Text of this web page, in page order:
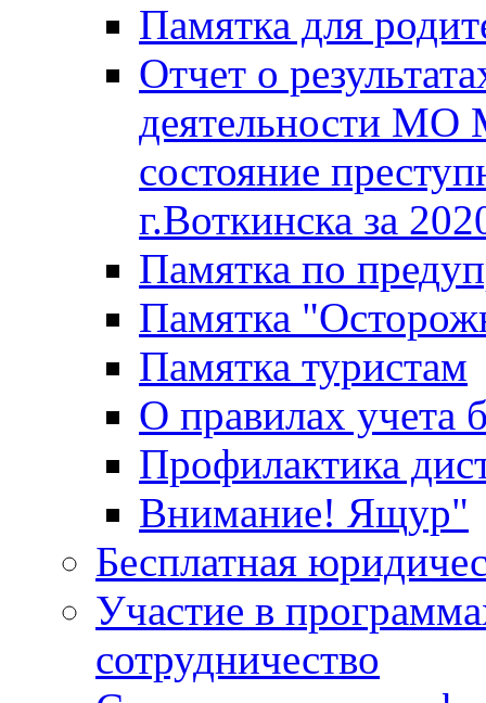
Памятка для
Отчет о
деятельности МО
состояние
г.Воткинска за
Памятка по
Памятка
Памятка туристам
О правилах учета
Профилактика
Внимание! Ящур"
Бесплатная
Участие в
сотрудничество